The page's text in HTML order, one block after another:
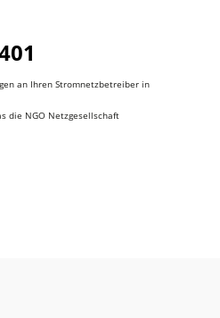
an Ihren Stromnetzbetreiber in
die NGO Netzgesellschaft